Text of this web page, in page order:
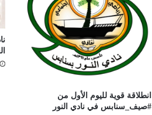
انطلاقة قوية لليوم الأول من
#صيف_سنابس في نادي النور